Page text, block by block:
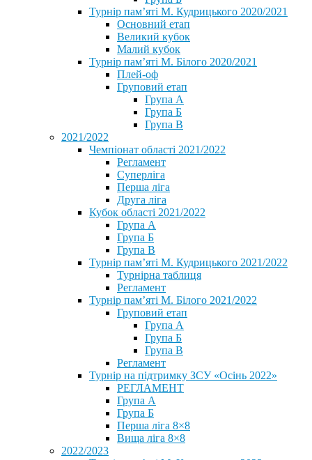
Турнір пам’яті М. Кудрицького 2020/2021
Основний етап
Великий кубок
Малий кубок
Турнір пам’яті М. Білого 2020/2021
Плей-оф
Груповий етап
Група А
Група Б
Група В
2021/2022
Чемпіонат області 2021/2022
Регламент
Суперліга
Перша ліга
Друга ліга
Кубок області 2021/2022
Група А
Група Б
Група В
Турнір пам’яті М. Кудрицького 2021/2022
Турнірна таблиця
Регламент
Турнір пам’яті М. Білого 2021/2022
Груповий етап
Група А
Група Б
Група В
Регламент
Турнір на підтримку ЗСУ «Осінь 2022»
РЕГЛАМЕНТ
Група А
Група Б
Перша ліга 8×8
Вища ліга 8×8
2022/2023